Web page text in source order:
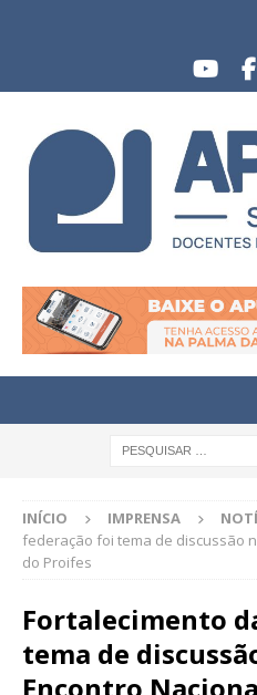
INÍCIO IMPRENSA
federação foi tema de discussão
do Proifes
Fortalecimento
tema de